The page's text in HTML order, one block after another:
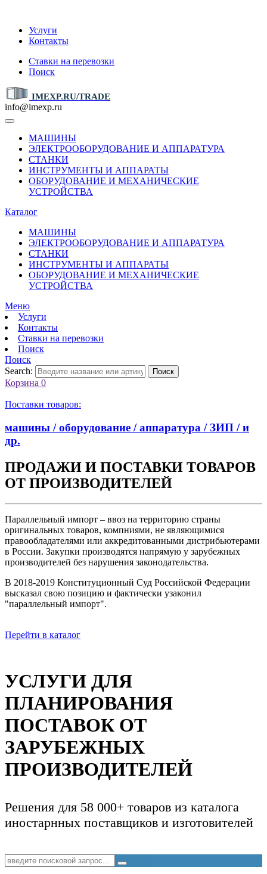
Услуги
Контакты
Ставки на перевозки
Поиск
IMEXP.RU/TRADE
info@imexp.ru
МАШИНЫ
ЭЛЕКТРООБОРУДОВАНИЕ И АППАРАТУРА
СТАНКИ
ИНСТРУМЕНТЫ И АППАРАТЫ
ОБОРУДОВАНИЕ И МЕХАНИЧЕСКИЕ
УСТРОЙСТВА
Каталог
МАШИНЫ
ЭЛЕКТРООБОРУДОВАНИЕ И АППАРАТУРА
СТАНКИ
ИНСТРУМЕНТЫ И АППАРАТЫ
ОБОРУДОВАНИЕ И МЕХАНИЧЕСКИЕ
УСТРОЙСТВА
Меню
Услуги
Контакты
Ставки на перевозки
Поиск
Поиск
Search:
Поиск
Корзина 0
Поставки товаров:
машины / оборудование / аппаратура / ЗИП / и
др.
ПРОДАЖИ И ПОСТАВКИ ТОВАРОВ
ОТ ПРОИЗВОДИТЕЛЕЙ
Параллельный импорт – ввоз на территорию страны
оригинальных товаров, компниями, не являющимися
правообладателями или аккредитованными дистрибьютерами
в России. Закупки производятся напрямую у зарубежных
производителей без нарушения законодательства.
В 2018-2019 Конституционный Суд Российской Федерации
высказал свою позицию и фактически узаконил
"параллельный импорт".
Перейти в каталог
УСЛУГИ ДЛЯ
ПЛАНИРОВАНИЯ
ПОСТАВОК ОТ
ЗАРУБЕЖНЫХ
ПРОИЗВОДИТЕЛЕЙ
Решения для 58 000+ товаров из каталога
иностарнных поставщиков и изготовителей